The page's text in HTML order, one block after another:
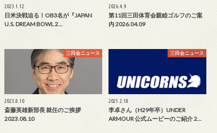
2023.1.12
日米決戦迫る！OB3名が『JAPAN
U.S. DREAM BOWL 2…
2026.4.9
第11回三田体育会親睦ゴルフのご案
内 2026.04.09
三田会ニュース
2023.8.10
斎藤英雄新部長 就任のご挨拶
2023.08.10
三田会ニュース
2021.2.18
李卓さん（H29年卒）UNDER
ARMOUR 公式ムービーのご紹介 2…